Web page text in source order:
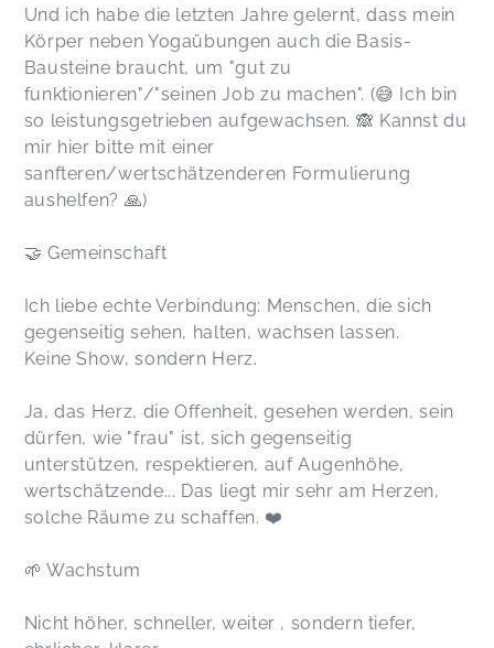
Und ich habe die letzten Jahre gelernt, dass mein
Körper neben Yogaübungen auch die Basis-
Bausteine braucht, um "gut zu
funktionieren"/"seinen Job zu machen". (😅 Ich bin
so leistungsgetrieben aufgewachsen. 🙈 Kannst du
mir hier bitte mit einer
sanfteren/wertschätzenderen Formulierung
aushelfen? 🙏)
🤝 Gemeinschaft
Ich liebe echte Verbindung: Menschen, die sich
gegenseitig sehen, halten, wachsen lassen.
Keine Show, sondern Herz.
Ja, das Herz, die Offenheit, gesehen werden, sein
dürfen, wie "frau" ist, sich gegenseitig
unterstützen, respektieren, auf Augenhöhe,
wertschätzende... Das liegt mir sehr am Herzen,
solche Räume zu schaffen. ❤️
🌱 Wachstum
Nicht höher, schneller, weiter , sondern tiefer,